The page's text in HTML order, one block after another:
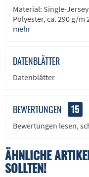
Material: Single-
Polyester, ca. 290 g/
mehr
DATENBLÄTTER
Datenblätter
BEWERTUNGEN 15
Bewertungen lesen,
ÄHNLICHE
SOLLTEN!